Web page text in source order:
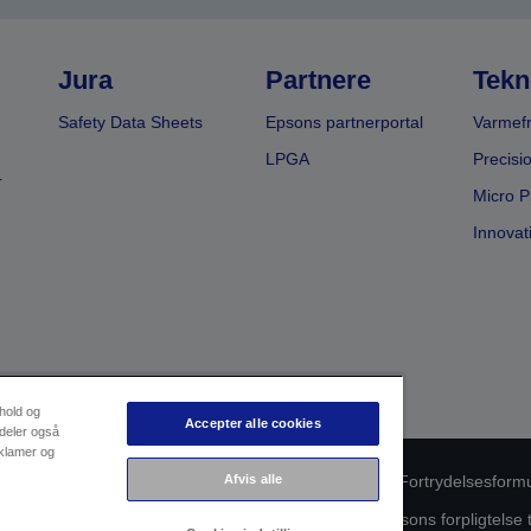
Jura
Safety Data Sheets
Partnere
Epsons partnerportal
LPGA
Micro
Databeskyttelseserklæring
Epsons
og
også
og
Accepter alle cookies
Afvis alle